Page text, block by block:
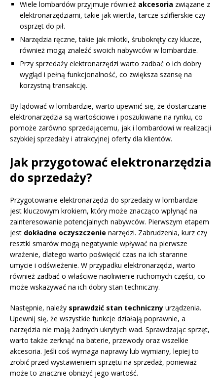
Wiele lombardów przyjmuje również akcesoria związane z
elektronarzędziami, takie jak wiertła, tarcze szlifierskie czy
osprzęt do pił.
Narzędzia ręczne, takie jak młotki, śrubokręty czy klucze,
również mogą znaleźć swoich nabywców w lombardzie.
Przy sprzedaży elektronarzędzi warto zadbać o ich dobry
wygląd i pełną funkcjonalność, co zwiększa szansę na
korzystną transakcję.
By lądować w lombardzie, warto upewnić się, że dostarczane
elektronarzędzia są wartościowe i poszukiwane na rynku, co
pomoże zarówno sprzedającemu, jak i lombardowi w realizacji
szybkiej sprzedaży i atrakcyjnej oferty dla klientów.
Jak przygotować elektronarzędzia
do sprzedaży?
Przygotowanie elektronarzędzi do sprzedaży w lombardzie
jest kluczowym krokiem, który może znacząco wpłynąć na
zainteresowanie potencjalnych nabywców. Pierwszym etapem
jest dokładne oczyszczenie narzędzi. Zabrudzenia, kurz czy
resztki smarów mogą negatywnie wpływać na pierwsze
wrażenie, dlatego warto poświęcić czas na ich staranne
umycie i odświeżenie. W przypadku elektronarzędzi, warto
również zadbać o właściwe naoliwienie ruchomych części, co
może wskazywać na ich dobry stan techniczny.
Następnie, należy sprawdzić stan techniczny urządzenia.
Upewnij się, że wszystkie funkcje działają poprawnie, a
narzędzia nie mają żadnych ukrytych wad. Sprawdzając sprzęt,
warto także zerknąć na baterie, przewody oraz wszelkie
akcesoria. Jeśli coś wymaga naprawy lub wymiany, lepiej to
zrobić przed wystawieniem sprzętu na sprzedaż, ponieważ
może to znacznie obniżyć jego wartość.